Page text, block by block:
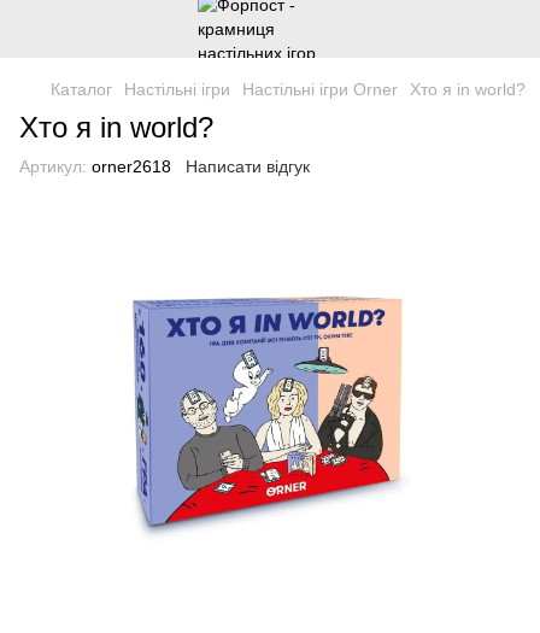
Каталог Настільні ігри Настільні ігри Orner Хто я in world?
Хто я in world?
Артикул: orner2618 Написати відгук